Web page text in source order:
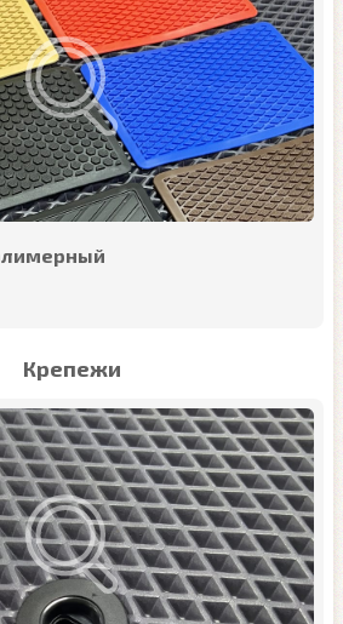
Крепежи